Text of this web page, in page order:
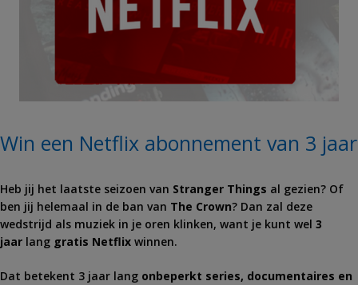
Win een Netflix abonnement van 3 jaar
Heb jij het laatste seizoen van Stranger Things al gezien? Of
ben jij helemaal in de ban van The Crown? Dan zal deze
wedstrijd als muziek in je oren klinken, want je kunt wel 3
jaar lang gratis Netflix winnen.
Dat betekent 3 jaar lang onbeperkt series, documentaires en